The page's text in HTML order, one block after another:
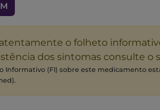
o folheto
dos sintomas consulte o
Informativo (FI) sobre este medicamento